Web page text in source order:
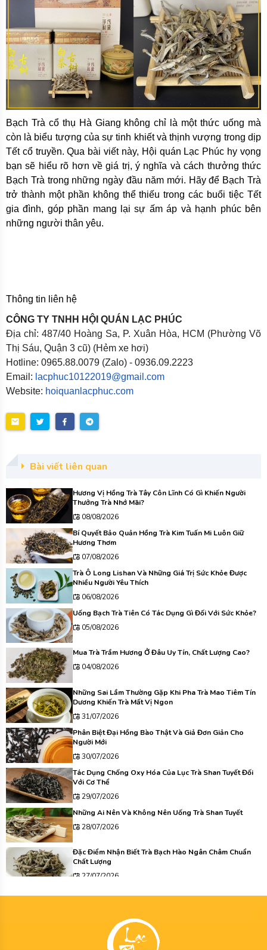
Bạch Trà cổ thụ Hà Giang không chỉ là một thức uống mà
còn là biểu tượng của sự tinh khiết và thịnh vượng trong dịp
Tết cổ truyền. Qua bài viết này, Hội quán Lạc Phúc hy vọng
bạn sẽ hiểu rõ hơn về giá trị, ý nghĩa và cách thưởng thức
Bạch Trà trong những ngày đầu năm mới. Hãy để Bạch Trà
trở thành một phần không thể thiếu trong các buổi tiệc Tết
gia đình, góp phần mang lại sự ấm áp và hạnh phúc bên
những người thân yêu.
Thông tin liên hệ
CÔNG TY TNHH HỘI QUÁN LẠC PHÚC
Địa chỉ: 487/40 Hoàng Sa, P. Xuân Hòa, HCM (Phường Võ
Thị Sáu, Quận 3 cũ) (Hẻm xe hơi)
Hotline: 0965.88.0079 (Zalo) - 0936.09.2223
Email: lacphuc10122019@gmail.com
Website: hoiquanlacphuc.com
Bài viết liên quan
Hương Vị Hồng Trà Tây Côn Lĩnh Có Gì Khiến Người
Thưởng Trà Nhớ Mãi?
08/08/2026
Bí Quyết Bảo Quản Hồng Trà Kim Tuấn Mi Luôn Giữ
Hương Thơm
07/08/2026
Trà Ô Long Lishan Và Những Giá Trị Sức Khỏe Được
Nhiều Người Yêu Thích
06/08/2026
Uống Bạch Trà Tiên Có Tác Dụng Gì Đối Với Sức Khỏe?
05/08/2026
Mua Trà Trầm Hương Ở Đâu Uy Tín, Chất Lượng Cao?
04/08/2026
Những Sai Lầm Thường Gặp Khi Pha Trà Mao Tiêm Tín
Dương Khiến Trà Mất Vị Ngon
31/07/2026
Phân Biệt Đại Hồng Bào Thật Và Giả Đơn Giản Cho
Người Mới
30/07/2026
Tác Dụng Chống Oxy Hóa Của Lục Trà Shan Tuyết Đối
Với Cơ Thể
29/07/2026
Những Ai Nên Và Không Nên Uống Trà Shan Tuyết
28/07/2026
Đặc Điểm Nhận Biết Trà Bạch Hào Ngân Châm Chuẩn
Chất Lượng
27/07/2026